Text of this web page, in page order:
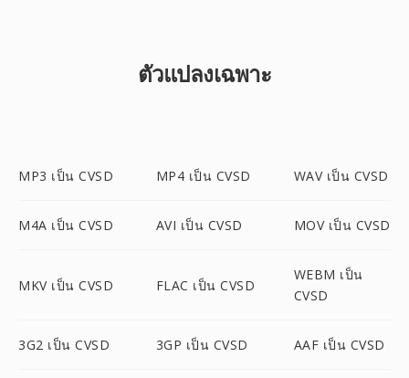
ตัวแปลงเฉพาะ
MP3 เป็น CVSD MP4 เป็น CVSD WAV เป็น CVSD
M4A เป็น CVSD AVI เป็น CVSD MOV เป็น CVSD
MKV เป็น CVSD FLAC เป็น CVSD
WEBM เป็น
CVSD
3G2 เป็น CVSD 3GP เป็น CVSD AAF เป็น CVSD